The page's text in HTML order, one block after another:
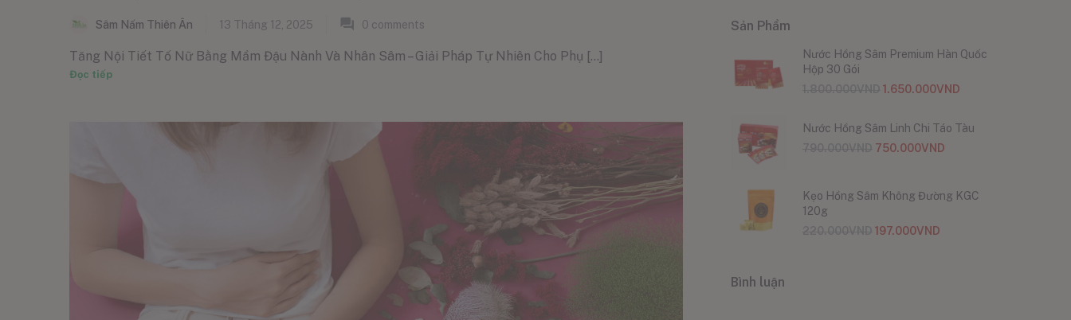
Sâm Nấm Thiên Ân 13 Tháng 12, 2025 0 comments
Tăng Nội Tiết Tố Nữ Bằng Mầm Đậu Nành Và Nhân Sâm – Giải Pháp Tự Nhiên Cho Phụ [...]
Đọc tiếp
Sản Phẩm
Nước Hồng Sâm Premium Hàn Quốc
Hộp 30 Gói
1.650.000VND
Nước Hồng Sâm Linh Chi Táo Tàu
750.000VND
Kẹo Hồng Sâm Không Đường KGC
120g
197.000VND
Bình luận